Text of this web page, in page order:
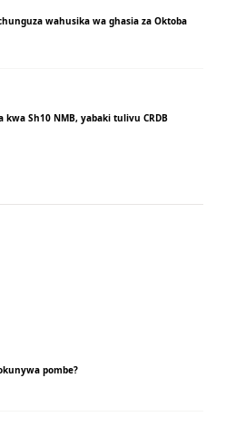
wahusika wa ghasia za Oktoba
kwa Sh10 NMB, yabaki tulivu CRDB
pombe?